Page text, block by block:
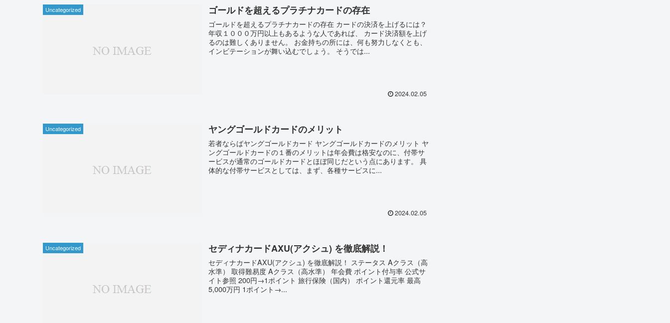
Uncategorized ゴールドを超えるプラチナカードの存在
ゴールドを超えるプラチナカードの存在 カードの決済を上げるには？
年収１０００万円以上もあるような人であれば、 カード決済額を上げ
るのは難しくありません。 お金持ちの所には、何も努力しなくとも、
インビテーションが舞い込むでしょう。 そうでは...
2024.02.05
Uncategorized ヤングゴールドカードのメリット
若者ならばヤングゴールドカード ヤングゴールドカードのメリット ヤ
ングゴールドカードの１番のメリットは年会費は格安なのに、付帯サ
ービスが通常のゴールドカードとほぼ同じだという点にあります。 具
体的な付帯サービスとしては、まず、各種サービスに...
2024.02.05
Uncategorized セディナカードAXU(アクシュ) を徹底解説！
セディナカードAXU(アクシュ) を徹底解説！ ステータス Aクラス（高
水準） 取得難易度 Aクラス（高水準） 年会費 ポイント付与率 公式サ
イト参照 200円→1ポイント 旅行保険（国内） ポイント還元率 最高
5,000万円 1ポイント→...